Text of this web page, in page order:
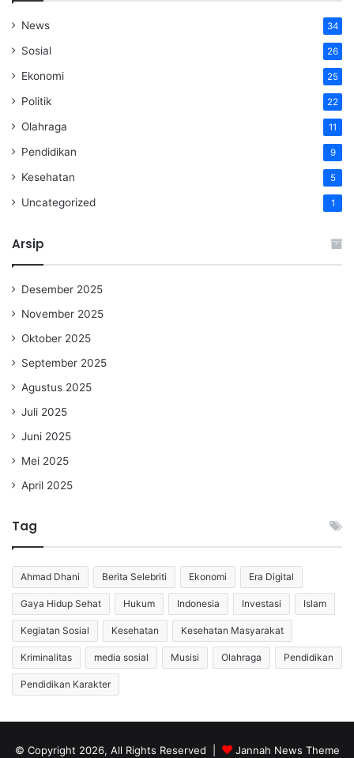
News 34
Sosial 26
Ekonomi 25
Politik 22
Olahraga 11
Pendidikan 9
Kesehatan 5
Uncategorized 1
Arsip
Desember 2025
November 2025
Oktober 2025
September 2025
Agustus 2025
Juli 2025
Juni 2025
Mei 2025
April 2025
Tag
Ahmad Dhani Berita Selebriti Ekonomi Era Digital
Gaya Hidup Sehat Hukum Indonesia Investasi Islam
Kegiatan Sosial Kesehatan Kesehatan Masyarakat
Kriminalitas media sosial Musisi Olahraga Pendidikan
Pendidikan Karakter
© Copyright 2026, All Rights Reserved | Jannah News Theme